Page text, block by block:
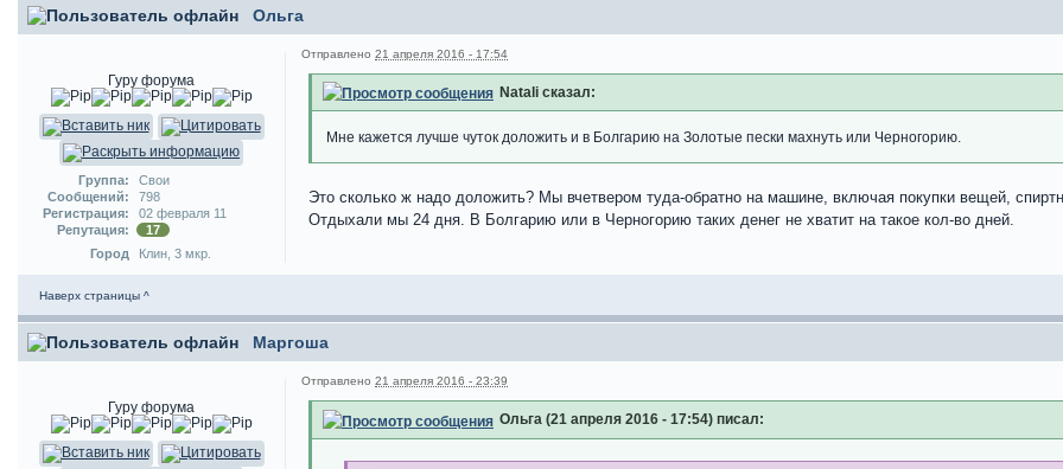
Ольга
Гуру форума
Группа:
Свои
Сообщений:
798
Регистрация:
02 февраля 11
Репутация:
17
Город
Клин, 3 мкр.
Отправлено 21 апреля 2016 - 17:54
Natali сказал:
Мне кажется лучше чуток доложить и в Болгарию на Золотые пески махнуть или Черногорию.
Это сколько ж надо доложить? Мы вчетвером туда-обратно на машине, включая покупки вещей,
Отдыхали мы 24 дня. В Болгарию или в Черногорию таких денег не хватит на такое кол-во дней.
Наверх страницы ^
Маргоша
Гуру форума
Отправлено 21 апреля 2016 - 23:39
Ольга (21 апреля 2016 - 17:54) писал: